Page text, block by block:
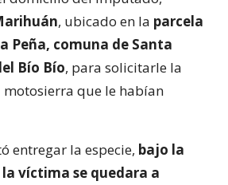
, ubicado en la parcela
Peña, comuna de Santa
Bío Bío, para solicitarle la
que le habían
entregar la especie, bajo la
víctima se quedara a